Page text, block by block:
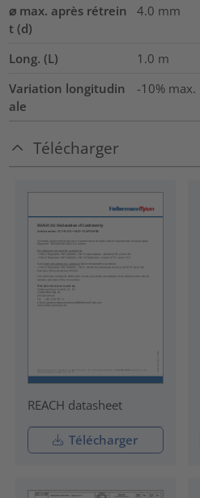
⌀ max. après rétrein
t (d)
4.0 mm
Long. (L) 1.0 m
Variation longitudin
ale
-10% max.
Télécharger
REACH datasheet
Télécharger